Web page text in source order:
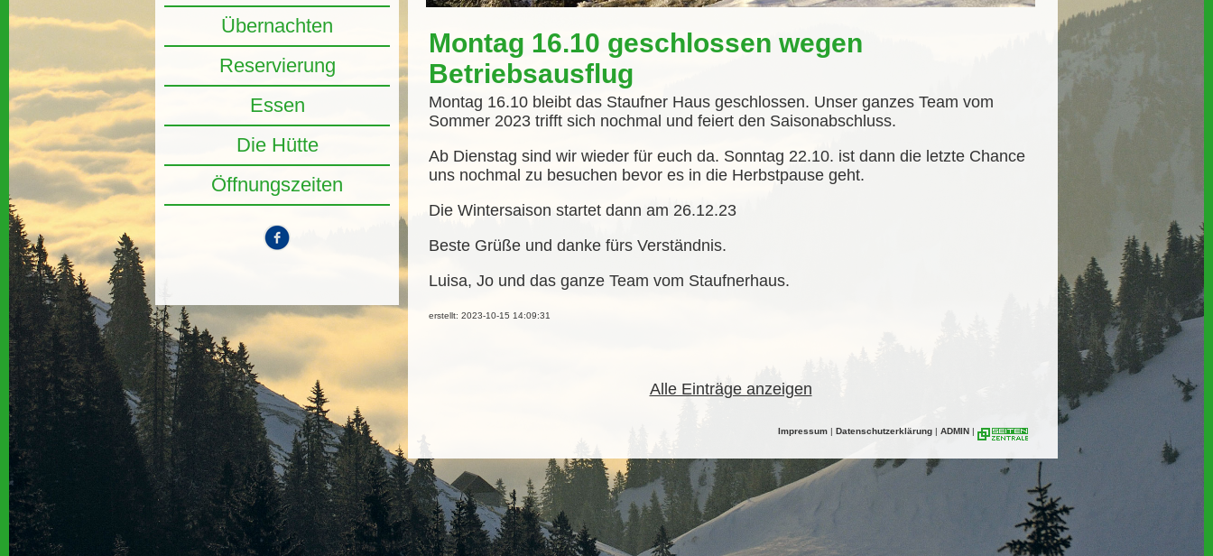
Übernachten
Reservierung
Essen
Die Hütte
Öffnungszeiten
Montag 16.10 geschlossen wegen
Betriebsausflug
Montag 16.10 bleibt das Staufner Haus geschlossen. Unser ganzes Team vom
Sommer 2023 trifft sich nochmal und feiert den Saisonabschluss.
Ab Dienstag sind wir wieder für euch da. Sonntag 22.10. ist dann die letzte Chance
uns nochmal zu besuchen bevor es in die Herbstpause geht.
Die Wintersaison startet dann am 26.12.23
Beste Grüße und danke fürs Verständnis.
Luisa, Jo und das ganze Team vom Staufnerhaus.
erstellt: 2023-10-15 14:09:31
Alle Einträge anzeigen
Impressum | Datenschutzerklärung | ADMIN |